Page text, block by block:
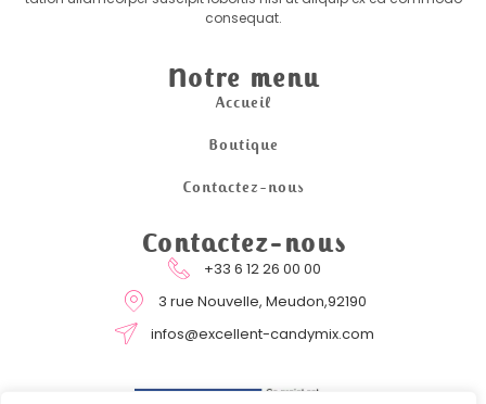
consequat.
Notre menu
Accueil
Boutique
Contactez-nous
Contactez-nous
+33 6 12 26 00 00
3 rue Nouvelle, Meudon,92190
infos@excellent-candymix.com